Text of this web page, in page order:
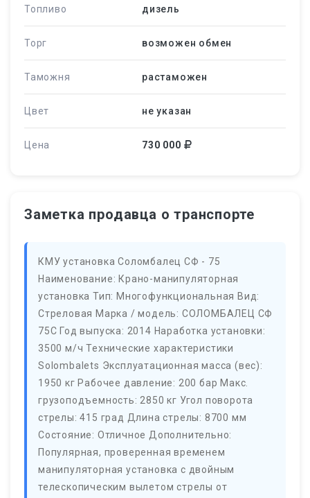
Топливо дизель
Торг возможен обмен
Таможня растаможен
Цвет не указан
Цена 730 000
Заметка продавца о транспорте
КМУ установка Соломбалец СФ - 75
Наименование: Крано-манипуляторная
установка Тип: Многофункциональная Вид:
Стреловая Марка / модель: СОЛОМБАЛЕЦ СФ
75С Год выпуска: 2014 Наработка установки:
3500 м/ч Технические характеристики
Solombalets Эксплуатационная масса (вес):
1950 кг Рабочее давление: 200 бар Макс.
грузоподъемность: 2850 кг Угол поворота
стрелы: 415 град Длина стрелы: 8700 мм
Состояние: Отличное Дополнительно:
Популярная, проверенная временем
манипуляторная установка с двойным
телескопическим вылетом стрелы от